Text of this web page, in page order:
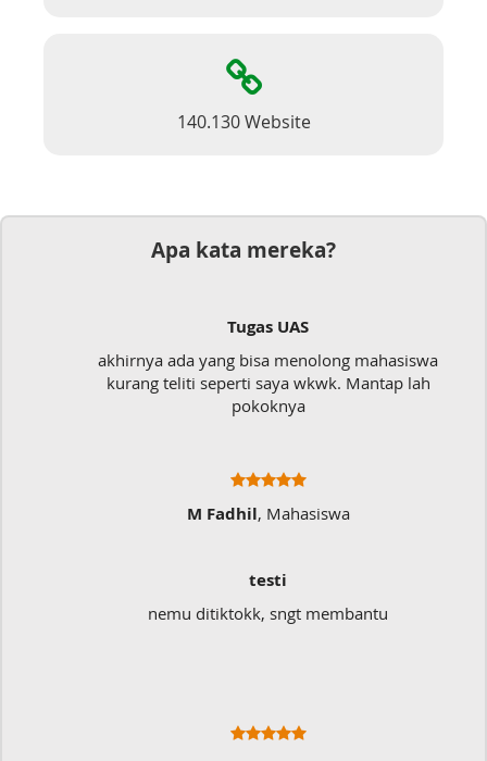
140.130 Website
Apa kata mereka?
Tugas UAS
akhirnya ada yang bisa menolong mahasiswa
kurang teliti seperti saya wkwk. Mantap lah
pokoknya
M Fadhil, Mahasiswa
testi
nemu ditiktokk, sngt membantu